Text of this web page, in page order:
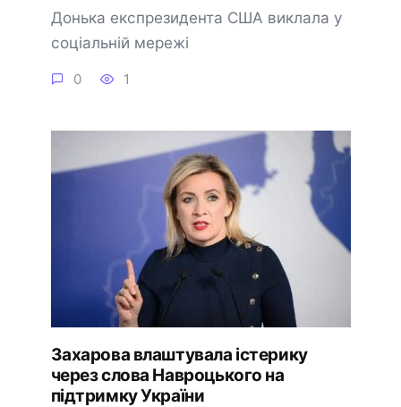
Донька експрезидента США виклала у
соціальній мережі
0 1
Захарова влаштувала істерику
через слова Навроцького на
підтримку України